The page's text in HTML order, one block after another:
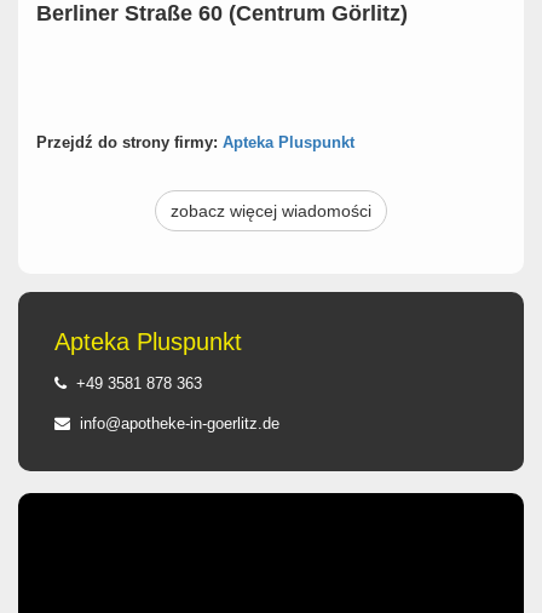
Berliner Straße 60 (Centrum Görlitz)
Przejdź do strony firmy: Apteka Pluspunkt
zobacz więcej wiadomości
Apteka Pluspunkt
+49 3581 878 363
info@apotheke-in-goerlitz.de